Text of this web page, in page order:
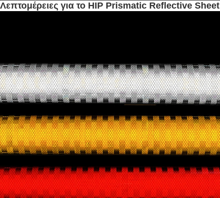
Λεπτομέρειες για το HIP Prismatic Reflective Sheet